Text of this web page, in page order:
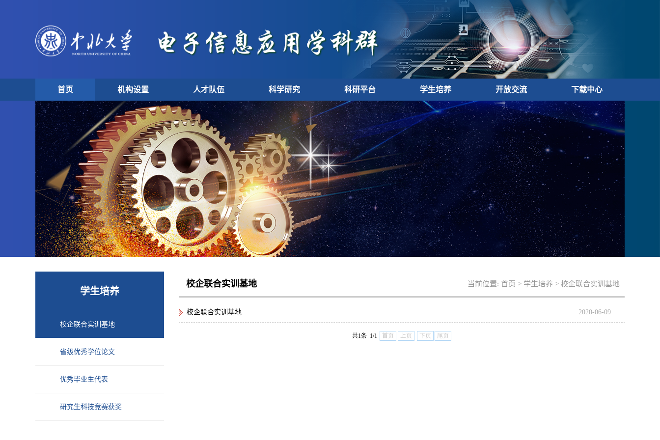
首页 机构设置 人才队伍 科学研究 科研平台 学生培养 开放交流 下载中心
学生培养
校企联合实训基地
省级优秀学位论文
优秀毕业生代表
研究生科技竞赛获奖
校企联合实训基地 当前位置: 首页 > 学生培养 > 校企联合实训基地
校企联合实训基地 2020-06-09
共1条 1/1 首页 上页 下页 尾页